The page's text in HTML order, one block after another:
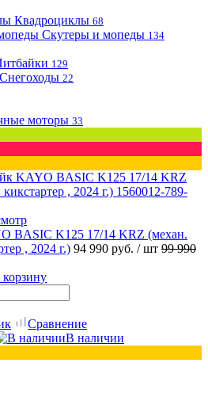
Квадроциклы 68
Скутеры и мопеды 134
129
Снегоходы 22
моторы 33
BASIC K125 17/14 KRZ (механ.
, 2024 г.) 94 990 руб. / шт 99 990
Сравнение
В наличии